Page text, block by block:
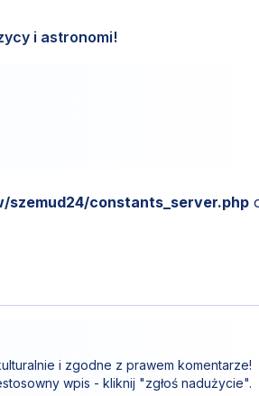
i astronomi!
szemud24/constants_server.php
i zgodne z prawem komentarze!
wpis - kliknij "zgłoś nadużycie".